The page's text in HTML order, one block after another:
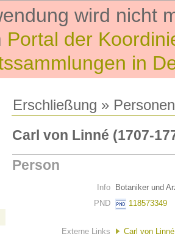
wird nicht
Portal der
in
Erschließung » Personen
Carl von Linné (1707-
Person
Info
Botaniker und
PND
118573349
Externe Links
Carl von